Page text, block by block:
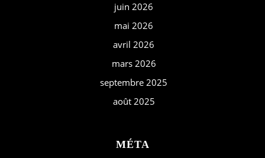
juin 2026
mai 2026
avril 2026
mars 2026
septembre 2025
août 2025
MÉTA